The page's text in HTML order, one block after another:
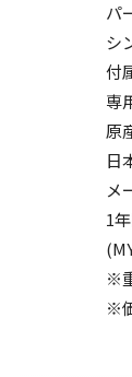
パ
シ
付
専
原
日
メ
1
※
※